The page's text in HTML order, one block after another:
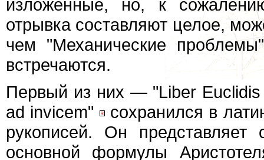
изложенные, но, к
отрывка составляют целое,
чем "Механические
встречаются.
Первый из них — "Liber
ad invicem" сохранился в
рукописей. Он представляет
основной формулы